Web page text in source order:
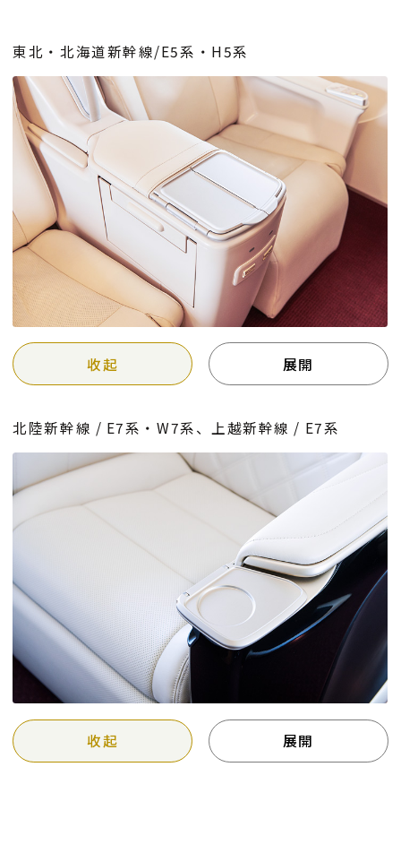
東北・北海道新幹線/E5系・H5系
收起 展開
北陸新幹線 / E7系・W7系、上越新幹線 / E7系
收起 展開